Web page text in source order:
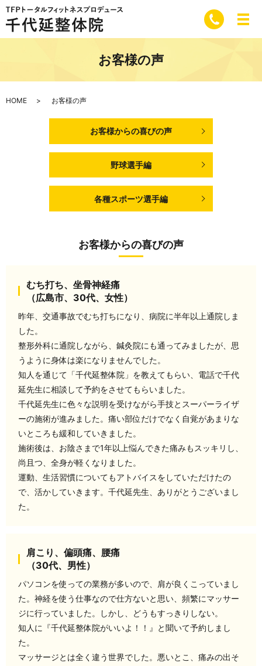
お客様の声
HOME お客様の声
お客様からの喜びの声
野球選手編
各種スポーツ選手編
お客様からの喜びの声
むち打ち、坐骨神経痛
（広島市、30代、女性）
昨年、交通事故でむち打ちになり、病院に半年以上通院しま
した。
整形外科に通院しながら、鍼灸院にも通ってみましたが、思
うように身体は楽になりませんでした。
知人を通じて「千代延整体院」を教えてもらい、電話で千代
延先生に相談して予約をさせてもらいました。
千代延先生に色々な説明を受けながら手技とスーパーライザ
ーの施術が進みました。痛い部位だけでなく自覚があまりな
いところも緩和していきました。
施術後は、お陰さまで1年以上悩んできた痛みもスッキリし、
尚且つ、全身が軽くなりました。
運動、生活習慣についてもアトバイスをしていただけたの
で、活かしていきます。千代延先生、ありがとうございまし
た。
肩こり、偏頭痛、腰痛
（30代、男性）
パソコンを使っての業務が多いので、肩が良くこっていまし
た。神経を使う仕事なので仕方ないと思い、頻繁にマッサー
ジに行っていました。しかし、どうもすっきりしない。
知人に『千代延整体院がいいよ！！』と聞いて予約しまし
た。
マッサージとは全く違う世界でした。悪いとこ、痛みの出そ